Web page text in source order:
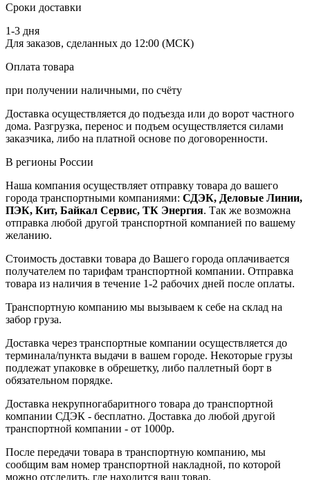
Сроки доставки
1-3 дня
Для заказов, сделанных до 12:00 (МСК)
Оплата товара
при получении наличными, по счёту
Доставка осуществляется до подъезда или до ворот частного
дома. Разгрузка, перенос и подъем осуществляется силами
заказчика, либо на платной основе по договоренности.
В регионы России
Наша компания осуществляет отправку товара до вашего
города транспортными компаниями: СДЭК, Деловые Линии,
ПЭК, Кит, Байкал Сервис, ТК Энергия. Так же возможна
отправка любой другой транспортной компанией по вашему
желанию.
Стоимость доставки товара до Вашего города оплачивается
получателем по тарифам транспортной компании. Отправка
товара из наличия в течение 1-2 рабочих дней после оплаты.
Транспортную компанию мы вызываем к себе на склад на
забор груза.
Доставка через транспортные компании осуществляется до
терминала/пункта выдачи в вашем городе. Некоторые грузы
подлежат упаковке в обрешетку, либо паллетный борт в
обязательном порядке.
Доставка некрупногабаритного товара до транспортной
компании СДЭК - бесплатно. Доставка до любой другой
транспортной компании - от 1000р.
После передачи товара в транспортную компанию, мы
сообщим вам номер транспортной накладной, по которой
можно отследить, где находится ваш товар.